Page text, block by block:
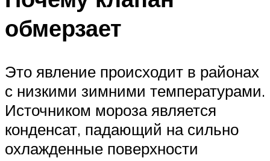
обмерзает
Это явление происходит в районах
с низкими зимними температурами.
Источником мороза является
конденсат, падающий на сильно
охлажденные поверхности